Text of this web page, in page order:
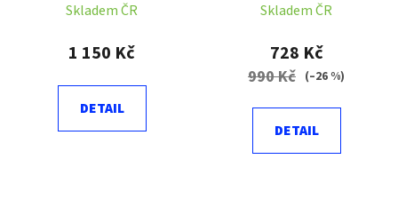
Skladem ČR
1 150 Kč
DETAIL
Skladem ČR
728 Kč
990 Kč (–26 %)
DETAIL